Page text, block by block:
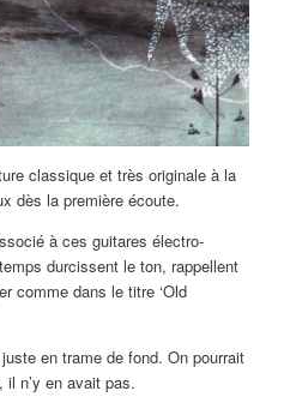
classique et très originale à la
dès la première écoute.
à ces guitares électro-
durcissent le ton, rappellent
comme dans le titre ‘Old
en trame de fond. On pourrait
il n’y en avait pas.